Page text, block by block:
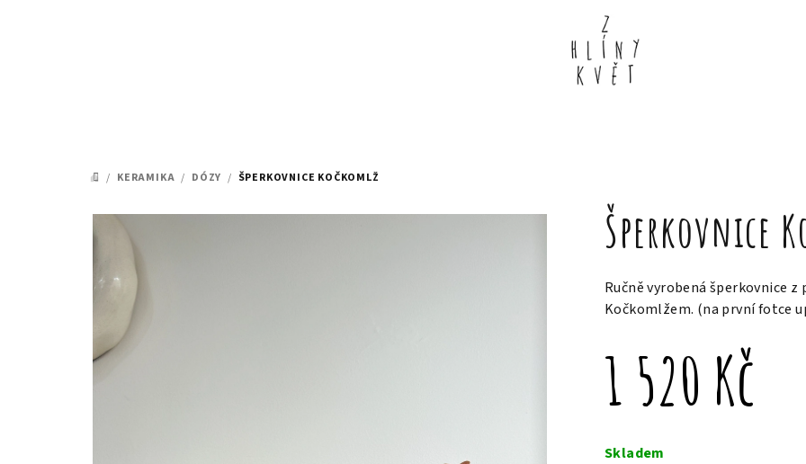
DOMŮ
/ KERAMIKA / DÓZY / ŠPERKOVNICE KOČKOMLŽ
Šperkovnice
Ručně vyrobená šperkovnice
Kočkomlžem. (na první fotce
1 520 Kč
cena:
Skladem